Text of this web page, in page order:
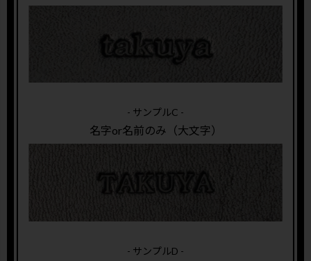
- サンプルC -
名字or名前のみ（大文字）
- サンプルD -